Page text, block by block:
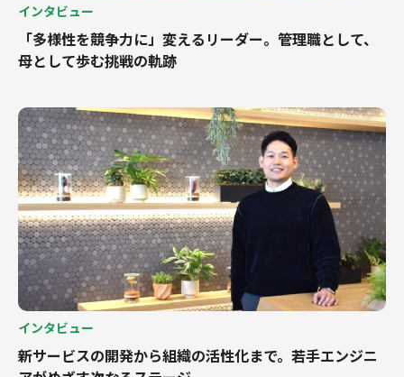
インタビュー
「多様性を競争力に」変えるリーダー。管理職として、
母として歩む挑戦の軌跡
インタビュー
新サービスの開発から組織の活性化まで。若手エンジニ